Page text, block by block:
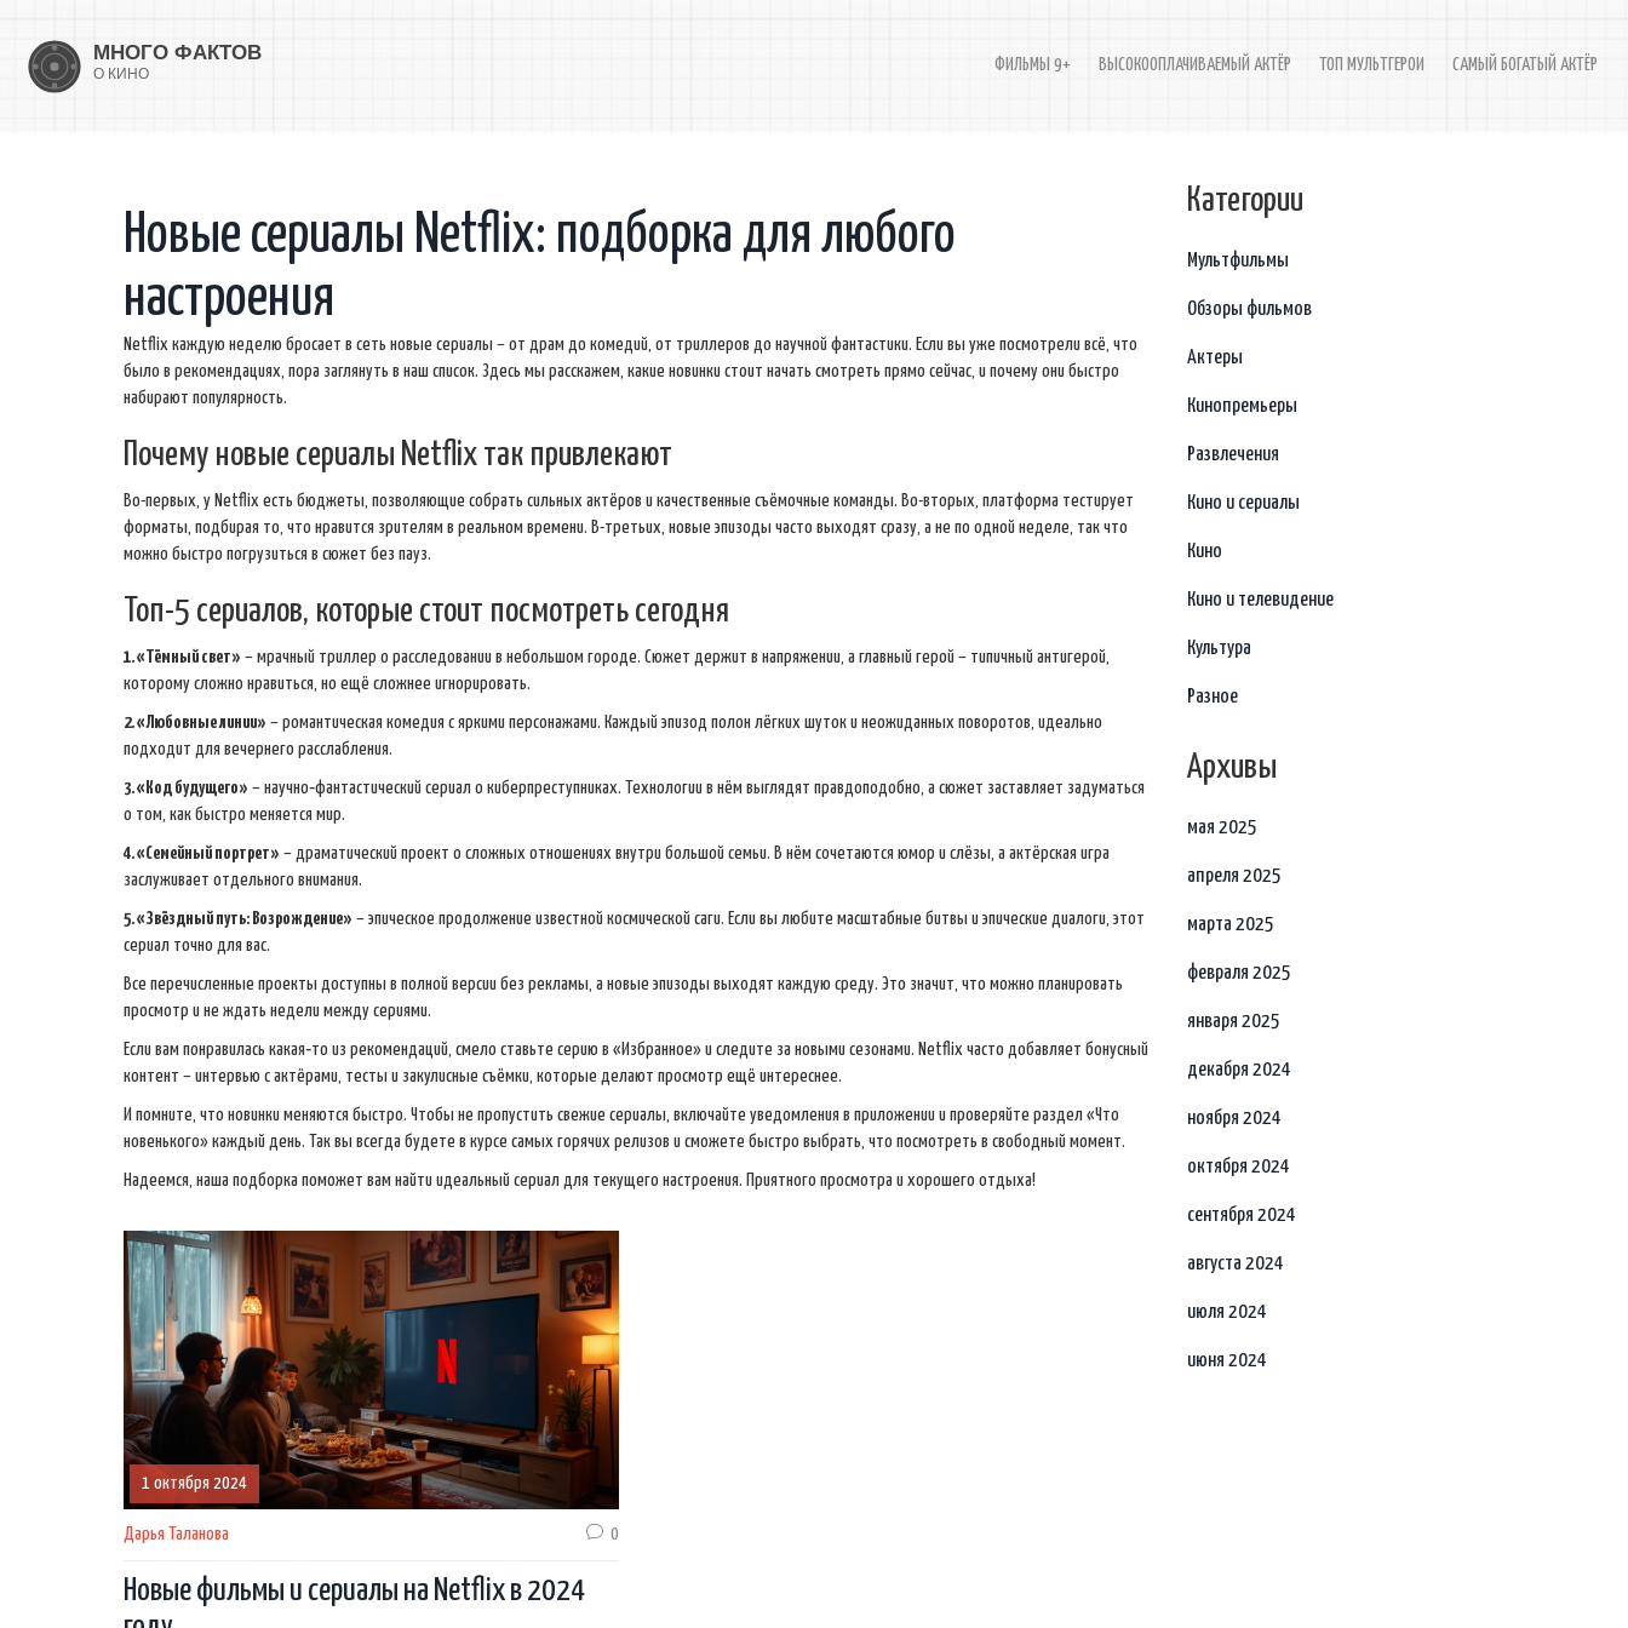
ФИЛЬМЫ 9+ ВЫСОКООПЛАЧИВАЕМЫЙ АКТЁР ТОП МУЛЬТГЕРОИ САМЫЙ БОГАТЫЙ АКТЁР
Новые сериалы Netflix: подборка для любого
настроения
Netflix каждую неделю бросает в сеть новые сериалы – от драм до комедий, от триллеров до научной фантастики. Если вы уже посмотрели всё, что
было в рекомендациях, пора заглянуть в наш список. Здесь мы расскажем, какие новинки стоит начать смотреть прямо сейчас, и почему они быстро
набирают популярность.
Почему новые сериалы Netflix так привлекают
Во-первых, у Netflix есть бюджеты, позволяющие собрать сильных актёров и качественные съёмочные команды. Во-вторых, платформа тестирует
форматы, подбирая то, что нравится зрителям в реальном времени. В-третьих, новые эпизоды часто выходят сразу, а не по одной неделе, так что
можно быстро погрузиться в сюжет без пауз.
Топ-5 сериалов, которые стоит посмотреть сегодня
1. «Тёмный свет» – мрачный триллер о расследовании в небольшом городе. Сюжет держит в напряжении, а главный герой – типичный антигерой,
которому сложно нравиться, но ещё сложнее игнорировать.
2. «Любовные линии» – романтическая комедия с яркими персонажами. Каждый эпизод полон лёгких шуток и неожиданных поворотов, идеально
подходит для вечернего расслабления.
3. «Код будущего» – научно‑фантастический сериал о киберпреступниках. Технологии в нём выглядят правдоподобно, а сюжет заставляет задуматься
о том, как быстро меняется мир.
4. «Семейный портрет» – драматический проект о сложных отношениях внутри большой семьи. В нём сочетаются юмор и слёзы, а актёрская игра
заслуживает отдельного внимания.
5. «Звёздный путь: Возрождение» – эпическое продолжение известной космической саги. Если вы любите масштабные битвы и эпические диалоги, этот
сериал точно для вас.
Все перечисленные проекты доступны в полной версии без рекламы, а новые эпизоды выходят каждую среду. Это значит, что можно планировать
просмотр и не ждать недели между сериями.
Если вам понравилась какая‑то из рекомендаций, смело ставьте серию в «Избранное» и следите за новыми сезонами. Netflix часто добавляет бонусный
контент – интервью с актёрами, тесты и закулисные съёмки, которые делают просмотр ещё интереснее.
И помните, что новинки меняются быстро. Чтобы не пропустить свежие сериалы, включайте уведомления в приложении и проверяйте раздел «Что
новенького» каждый день. Так вы всегда будете в курсе самых горячих релизов и сможете быстро выбрать, что посмотреть в свободный момент.
Надеемся, наша подборка поможет вам найти идеальный сериал для текущего настроения. Приятного просмотра и хорошего отдыха!
1 октября 2024
Дарья Таланова 0
Новые фильмы и сериалы на Netflix в 2024
Категории
Мультфильмы
Обзоры фильмов
Актеры
Кинопремьеры
Развлечения
Кино и сериалы
Кино
Кино и телевидение
Культура
Разное
Архивы
мая 2025
апреля 2025
марта 2025
февраля 2025
января 2025
декабря 2024
ноября 2024
октября 2024
сентября 2024
августа 2024
июля 2024
июня 2024